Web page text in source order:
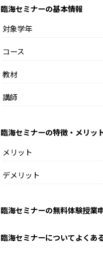
臨海セミナーの基本情報
対象学年
コース
教材
講師
臨海セミナーの特徴・メリッ
メリット
デメリット
臨海セミナーの無料体験授業
臨海セミナーについてよくあ